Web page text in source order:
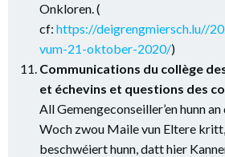
Onkloren. (
cf: https://deigrengmiersch.lu//
vum-21-oktober-2020/)
Communications du collège
et échevins et questions des
All Gemengeconseiller’en hunn
Woch zwou Maile vun Eltere
beschwéiert hunn, datt hier